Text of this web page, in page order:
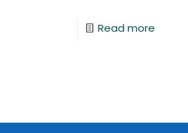
Read more